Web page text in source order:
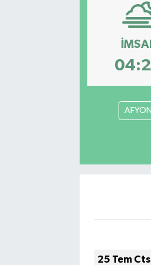
25 Tem Cts
Kültür & Sanat